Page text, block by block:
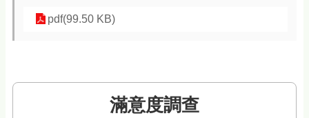
pdf(99.50 KB)
滿意度調查